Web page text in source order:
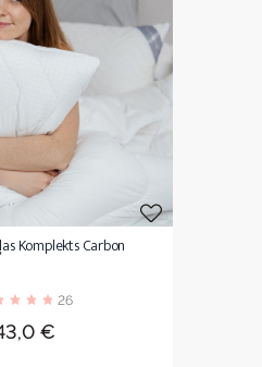
Komplekts Carbon
26
€